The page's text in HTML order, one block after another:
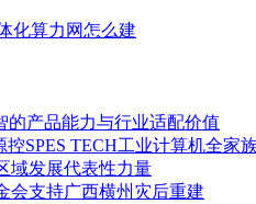
化算力网怎么建
的产品能力与行业适配价值
SPES TECH工业计算机全家
域发展代表性力量
会支持广西横州灾后重建